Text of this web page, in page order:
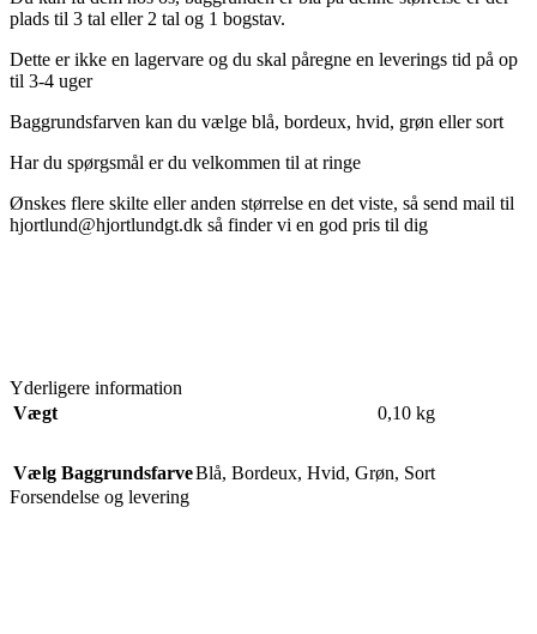
plads til 3 tal eller 2 tal og 1 bogstav.
Dette er ikke en lagervare og du skal påregne en leverings tid på op
til 3-4 uger
Baggrundsfarven kan du vælge blå, bordeux, hvid, grøn eller sort
Har du spørgsmål er du velkommen til at ringe
Ønskes flere skilte eller anden størrelse en det viste, så send mail til
hjortlund@hjortlundgt.dk så finder vi en god pris til dig
Yderligere information
Vægt
0,10 kg
Vælg BaggrundsfarveBlå, Bordeux, Hvid, Grøn, Sort
Forsendelse og levering